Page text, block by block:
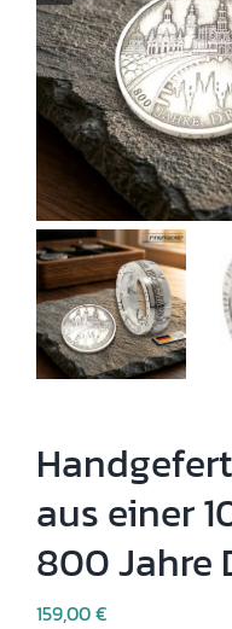
aus einer
800 Jahre
159,00€